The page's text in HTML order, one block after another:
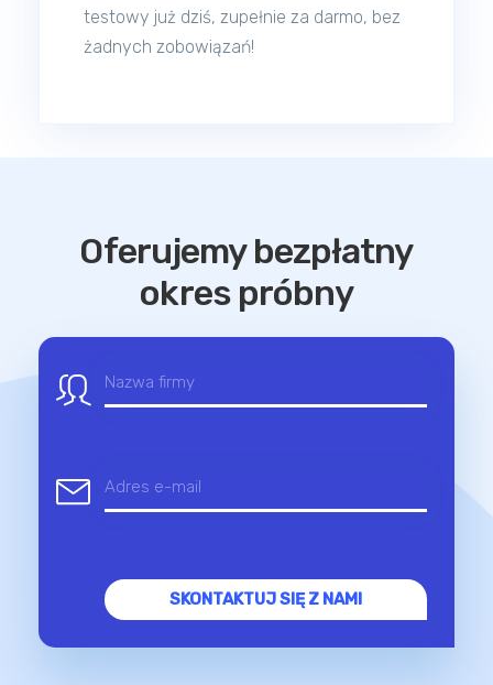
testowy już dziś, zupełnie za darmo, bez
żadnych zobowiązań!
Oferujemy bezpłatny
okres próbny
SKONTAKTUJ SIĘ Z NAMI